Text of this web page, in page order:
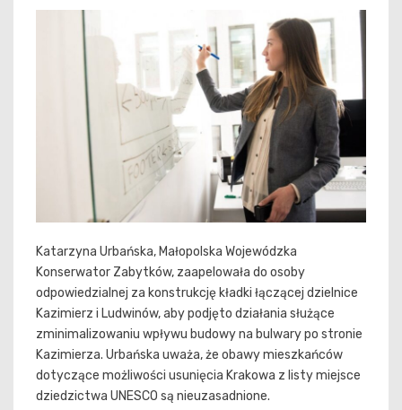
Katarzyna Urbańska, Małopolska Wojewódzka
Konserwator Zabytków, zaapelowała do osoby
odpowiedzialnej za konstrukcję kładki łączącej dzielnice
Kazimierz i Ludwinów, aby podjęto działania służące
zminimalizowaniu wpływu budowy na bulwary po stronie
Kazimierza. Urbańska uważa, że obawy mieszkańców
dotyczące możliwości usunięcia Krakowa z listy miejsce
dziedzictwa UNESCO są nieuzasadnione.